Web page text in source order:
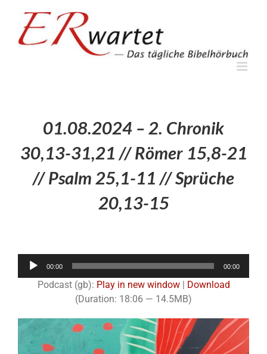
springen
01.08.2024 – 2. Chronik
30,13-31,21 // Römer 15,8-21
// Psalm 25,1-11 // Sprüche
20,13-15
Audio-
00:00 00:00
Podcast (gb): Play in new window|
Download
(Duration: 18:06 — 14.5MB)